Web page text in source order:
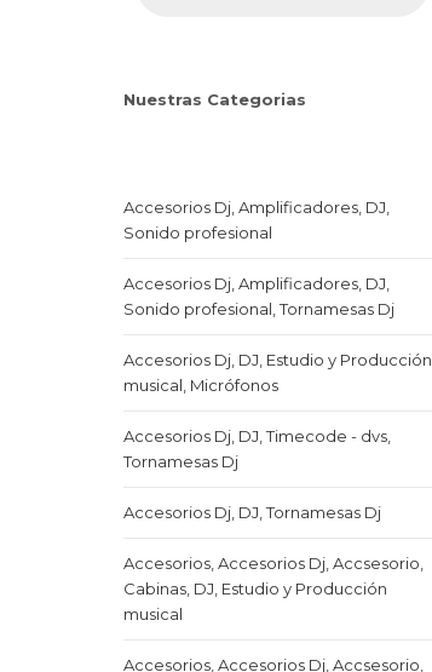
Nuestras Categorias
Accesorios Dj, Amplificadores, DJ,
Sonido profesional
Accesorios Dj, Amplificadores, DJ,
Sonido profesional, Tornamesas Dj
Accesorios Dj, DJ, Estudio y Producción
musical, Micrófonos
Accesorios Dj, DJ, Timecode - dvs,
Tornamesas Dj
Accesorios Dj, DJ, Tornamesas Dj
Accesorios, Accesorios Dj, Accsesorio,
Cabinas, DJ, Estudio y Producción
musical
Accesorios, Accesorios Dj, Accsesorio,